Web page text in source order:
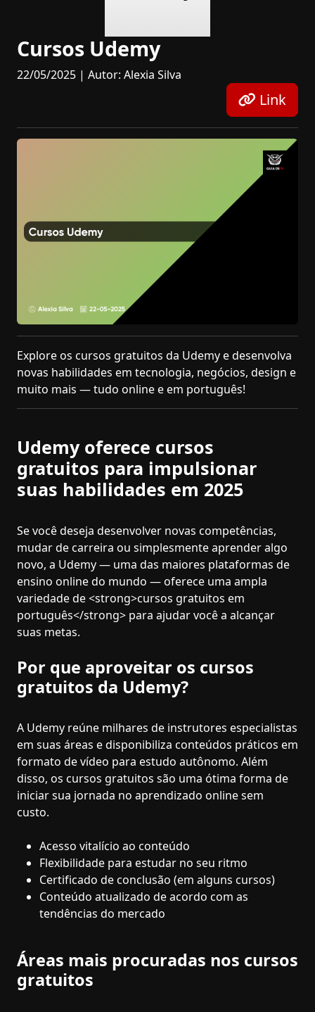
Cursos Udemy
22/05/2025 | Autor: Alexia Silva
Link
Explore os cursos gratuitos da Udemy e desenvolva
novas habilidades em tecnologia, negócios, design e
muito mais — tudo online e em português!
Udemy oferece cursos
gratuitos para impulsionar
suas habilidades em 2025
Se você deseja desenvolver novas competências,
mudar de carreira ou simplesmente aprender algo
novo, a Udemy — uma das maiores plataformas de
ensino online do mundo — oferece uma ampla
variedade de <strong>cursos gratuitos em
português</strong> para ajudar você a alcançar
suas metas.
Por que aproveitar os cursos
gratuitos da Udemy?
A Udemy reúne milhares de instrutores especialistas
em suas áreas e disponibiliza conteúdos práticos em
formato de vídeo para estudo autônomo. Além
disso, os cursos gratuitos são uma ótima forma de
iniciar sua jornada no aprendizado online sem
custo.
Acesso vitalício ao conteúdo
Flexibilidade para estudar no seu ritmo
Certificado de conclusão (em alguns cursos)
Conteúdo atualizado de acordo com as
tendências do mercado
Áreas mais procuradas nos cursos
gratuitos